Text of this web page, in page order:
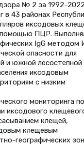
№ 2 за 1992–2022
в 43 районах
иксодовых
помощью ПЦР.
IgG методом
опасности для
и южной лесостепной
иксодовым
с низким
мониторинга по
иксодового
клещей,
клещевым
географических